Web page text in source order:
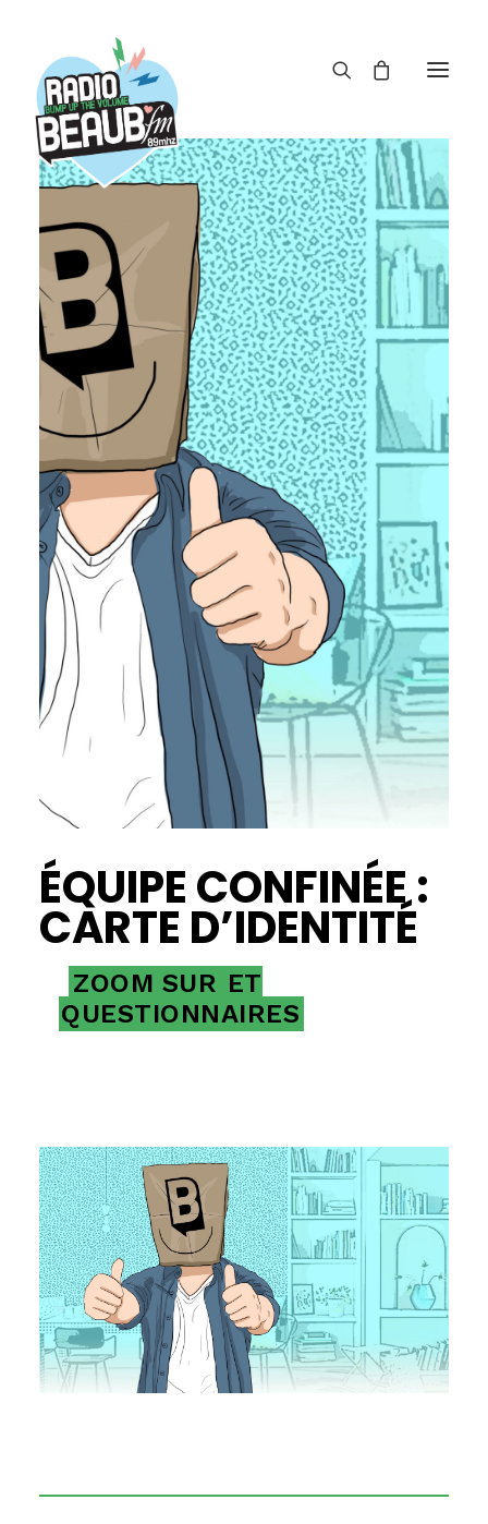
REPLAY
ÉMISSIONS
BOUTIQUE
ÉQUIPE CONFINÉE :
CARTE D’IDENTITÉ
ZOOM SUR ET
QUESTIONNAIRES